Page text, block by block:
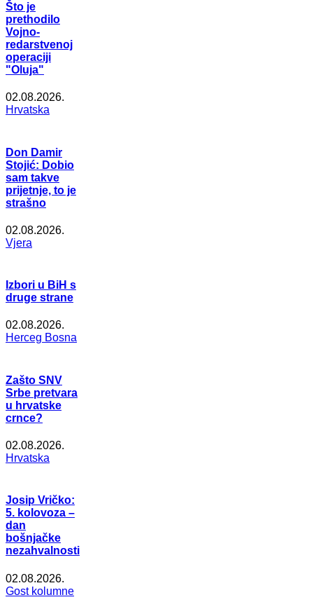
Što je
prethodilo
Vojno-
redarstvenoj
operaciji
"Oluja"
02.08.2026.
Hrvatska
Don Damir
Stojić: Dobio
sam takve
prijetnje, to je
strašno
02.08.2026.
Vjera
Izbori u BiH s
druge strane
02.08.2026.
Herceg Bosna
Zašto SNV
Srbe pretvara
u hrvatske
crnce?
02.08.2026.
Hrvatska
Josip Vričko:
5. kolovoza –
dan
bošnjačke
nezahvalnosti
02.08.2026.
Gost kolumne